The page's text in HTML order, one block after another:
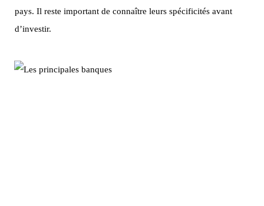
pays. Il reste important de connaître leurs spécificités avant
d’investir.